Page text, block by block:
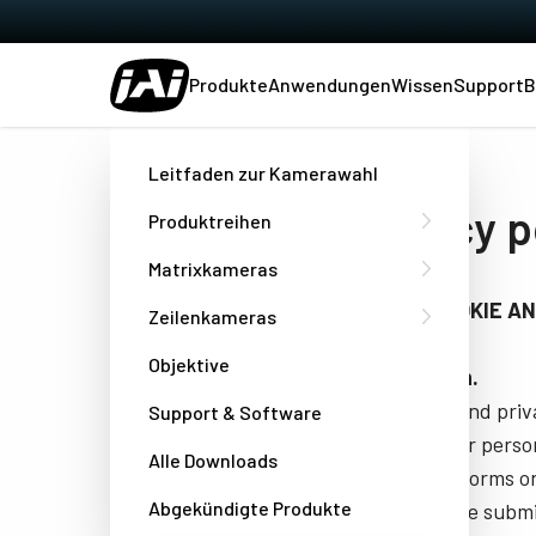
ProdukteAnwendungenWissenSupport
Leitfaden zur Kamerawahl
Produktreihen
Matrixkameras
Zeilenkameras
Objektive
Support & Software
Alle Downloads
Abgekündigte Produkte
Privacy
JAI A/S COOKIE
Introduction.
This cookie and
and uses your
the contact forms
request in the